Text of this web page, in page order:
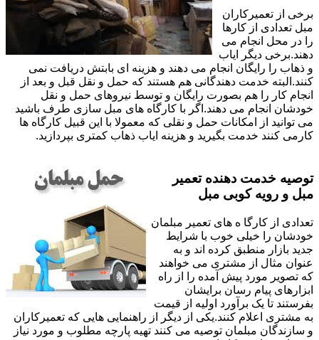
برخی از تعمیرکاران
مبل تعدادی از کارها
را در محل انجام می
دهند.برخی دیگر ایاب
و ذهاب را رایگان انجام می دهند و هزینه ای بابتش دریافت نمی
کنند.البته خدمت دهندگانی هم هستند که حمل و نقل قبل و بعد از
انجام کار را هم بصورت رایگان و توسط نیروهای حمل و نقل
خودشان انجام می دهند.اگر با کارگاه های مبل سازی طرف باشید
می توانید از امکانات حمل و نقلی که معمولا با این قبیل کارگاه ها
کارمی کنند خدمت بگیرید و هزینه ایاب ذهاب کمتری بپردازید.
توصیه خدمت دهنده تعمیر
مبل و رویه کوبی مبل
تعدادی از کارگا ه های تعمیر مبلمان
خودشان را خیلی خوب با شرایط
جدید بازار منطبق کرده اند و به
عنوان مثال از مشتری می خواهند
که تصویر مورد پیش آمده را از راه
ابزارهای پیام رسان برایشان
بفرستند تا یک برآورد اولیه از قیمت
به مشتری اعلام کنند.یکی از دیگر از راهنمایی هایی که تعمیرکاران
و سازندگان مبلمان توصیه می کنند تهیه پارچه مطلوب و مورد نیاز